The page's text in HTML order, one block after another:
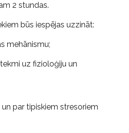
2 stundas.
būs iespējas uzzināt:
mehānismu;
uz fizioloģiju un
par tipiskiem stresoriem